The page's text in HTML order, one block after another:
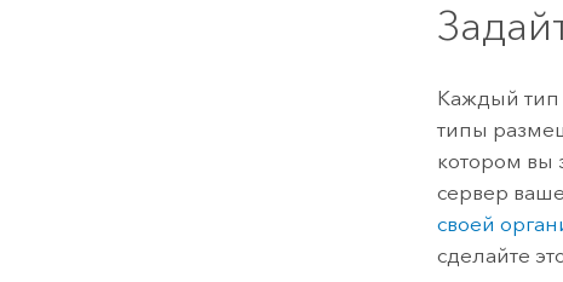
Каждый
типы
котором вы
сервер
своей
сделайте